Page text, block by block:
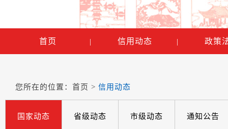
首页 | 信用动态 | 政策
您所在的位置： 首页 > 信用动态
国家动态 省级动态 市级动态 通知公告